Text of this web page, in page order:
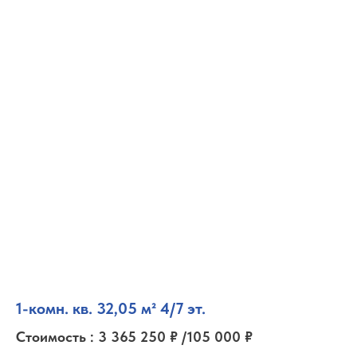
1-комн. кв. 32,05 м² 4/7 эт.
Стоимость : 3 365 250 ₽ /105 000 ₽